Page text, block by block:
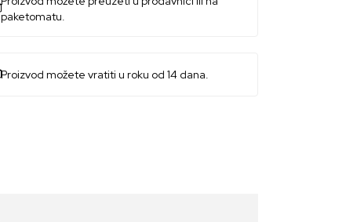
paketomatu.
Proizvod možete vratiti u roku od 14 dana.